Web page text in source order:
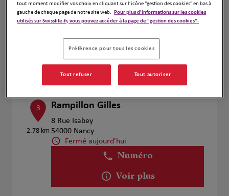
1.93 km
39 Rue des Tiercelins
54000 NANCY
Voir plus
3
2.78 km
Rampillon Gilles
8 Rue Isabey
54000 Nancy
Fermé aujourd'hui
Numéro
Voir plus
tout moment modifier vos choix en cliquant sur l’icône "gestion des cookies" en bas à
gauche de chaque page de notre site web. Pour plus d'informations sur les cookies
utilisés sur Swisslife.fr, vous pouvez accéder à la page de "gestion des cookies".
Préférence pour tous les cookies
Tout refuser Tout autoriser